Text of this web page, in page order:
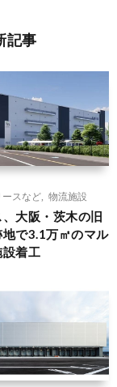
記事
ースなど
物流施設
大阪・茨木の旧
で3.1万㎡のマル
着工